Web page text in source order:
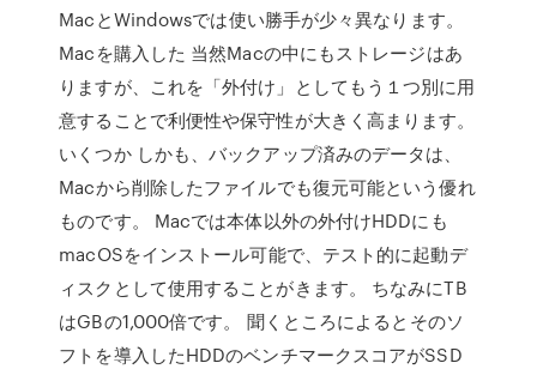
MacとWindowsでは使い勝手が少々異なります。
Macを購入した 当然Macの中にもストレージはあ
りますが、これを「外付け」としてもう１つ別に用
意することで利便性や保守性が大きく高まります。
いくつか しかも、バックアップ済みのデータは、
Macから削除したファイルでも復元可能という優れ
ものです。 Macでは本体以外の外付けHDDにも
macOSをインストール可能で、テスト的に起動デ
ィスクとして使用することがきます。 ちなみにTB
はGBの1,000倍です。 聞くところによるとそのソ
フトを導入したHDDのベンチマークスコアがSSD